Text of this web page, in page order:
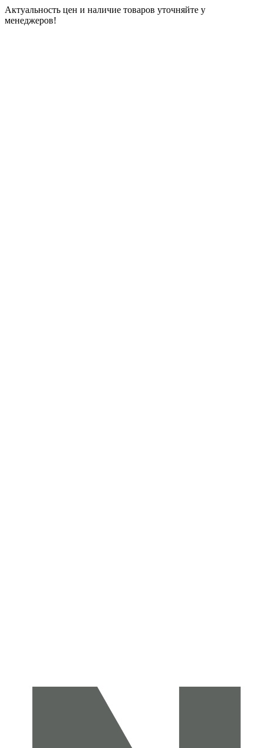
Актуальность цен и наличие товаров уточняйте у
менеджеров!